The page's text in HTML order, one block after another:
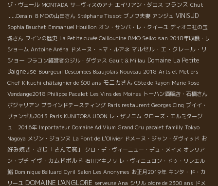
ゾ・ヴェール MONTADA サーヴィスのアナ エイリアン・ダロス フランス Chut
......Derain ＢＭОの山田さん Stéphane Tissot ブノワ夫妻 アンジュ VINISUD
Sophia Bauchet Emmanuel Houillon オン・サンバ・レ・クイーユ ディオニ社の玉
城さん ワインの歴史 La Petite cuvée Cailloutine BMO Seiko san 2018年収穫・リ
ショーム Antoine Aréna ドメーヌ・トマ・ルアネ マルセル・エ・クレール・リ
ショー フラコン経営者のジル・ダヴァス Gault & Millau Domaine La Petite
Baigneuse Bourgeuil Descombes Beaujolais Nouveau 2018 Arts et Metiers
Chef Kikuchi châtaignier de 600 ans モニカさん Côte de Rayon Marie Rose
Vendange2018 Philippe Pacalet Les Vins des Moines トーハン酒販店・石橋さん
ボジャリアン ブラインドテースティング Paris restaurent Georges Cinq プイイ・
ヴァンゼル2013 Paris KUNITORA UDON レ・ザノ二ム クローズ・エルミタージ
ュ 2016年 Importateur Domaine Ad Vium Grand Cru pacalet familly Tokyo
Nagoya メゾン・ジョンヌ La Font de L'Olivier ドメーヌ・ジャン・ダヴィッド お
好み焼き・きじ「さんて寛」
クロ・デ・ヴィーニュー・デュ・メイヌ オレリア
ン・プチ イヴ・カムドボルド 石川アキノリ レ・ヴィニュロン・ドゥ・リレエル
鮨 Dominique Belluard Cyril Salon Les Anonymes お正月2019年 キンタ・ド・カ
リーユ DOMAINE L'ANGLORE serveuse Ana シリル cèdre de 2300 ans ドメ